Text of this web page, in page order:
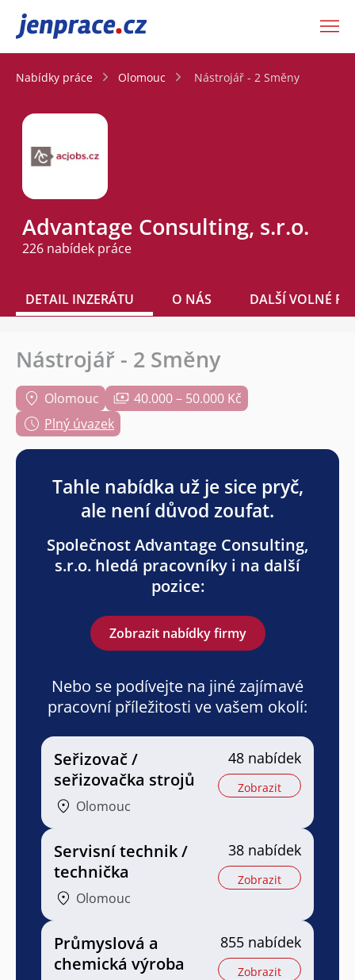
JenPráce.cz
Nabídky práce Olomouc Nástrojář - 2 Směny
Advantage Consulting, s.r.o.
226 nabídek práce
DETAIL INZERÁTU O NÁS DALŠÍ VOLNÉ
Nástrojář - 2 Směny
Olomouc
40.000 – 50.000 Kč
Plný úvazek
Tahle nabídka už je sice pryč,
ale není důvod zoufat.
Společnost Advantage Consulting,
s.r.o. hledá pracovníky i na další
pozice:
Zobrazit nabídky firmy
Nebo se podívejte na jiné zajímavé
pracovní příležitosti ve vašem okolí:
Seřizovač /
seřizovačka strojů
Olomouc
48 nabídek
Zobrazit
Servisní technik /
technička
Olomouc
38 nabídek
Zobrazit
Průmyslová a
chemická výroba
855 nabídek
Zobrazit